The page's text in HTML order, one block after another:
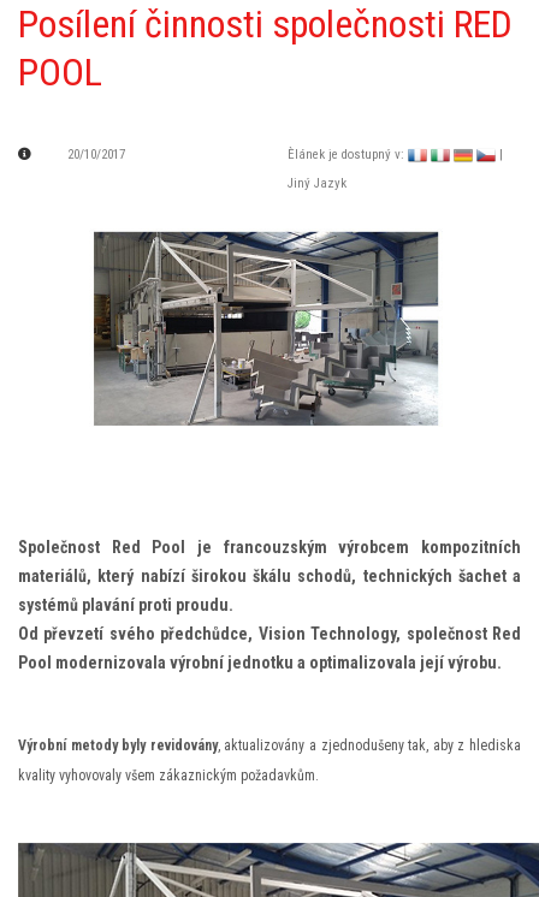
Posílení činnosti společnosti RED
POOL
20/10/2017 Èlánek je dostupný v:
Jiný Jazyk
Společnost Red Pool je francouzským výrobcem kompozitních
materiálů, který nabízí širokou škálu schodů, technických šachet a
systémů plavání proti proudu.
Od převzetí svého předchůdce, Vision Technology, společnost Red
Pool modernizovala výrobní jednotku a optimalizovala její výrobu.
Výrobní metody byly revidovány, aktualizovány a zjednodušeny tak, aby z hlediska
kvality vyhovovaly všem zákaznickým požadavkům.